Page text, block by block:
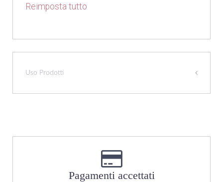
Reimposta tutto
Uso Prodotti
Pagamenti accettati